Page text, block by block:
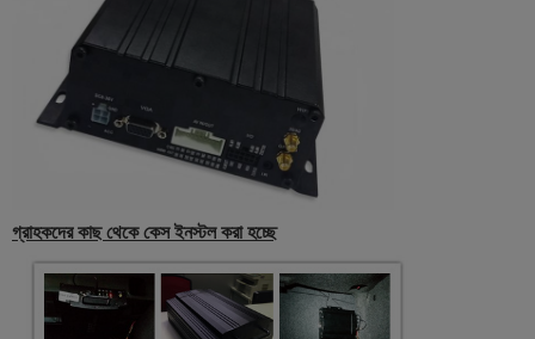
গ্রাহকদের কাছ থেকে কেস ইনস্টল করা হচ্ছে